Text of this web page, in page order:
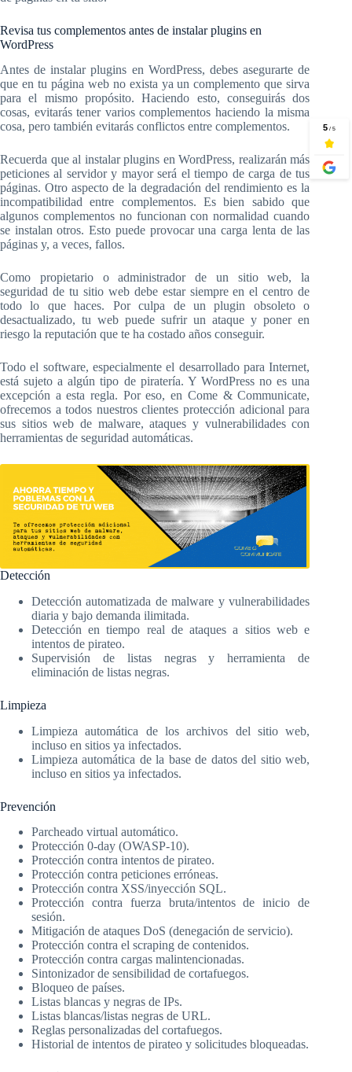
Revisa tus complementos antes de instalar plugins en
WordPress
Antes de instalar plugins en WordPress, debes asegurarte de
que en tu página web no exista ya un complemento que sirva
para el mismo propósito. Haciendo esto, conseguirás dos
cosas, evitarás tener varios complementos haciendo la misma
cosa, pero también evitarás conflictos entre complementos.
Recuerda que al instalar plugins en WordPress, realizarán más
peticiones al servidor y mayor será el tiempo de carga de tus
páginas. Otro aspecto de la degradación del rendimiento es la
incompatibilidad entre complementos. Es bien sabido que
algunos complementos no funcionan con normalidad cuando
se instalan otros. Esto puede provocar una carga lenta de las
páginas y, a veces, fallos.
Como propietario o administrador de un sitio web, la
seguridad de tu sitio web debe estar siempre en el centro de
todo lo que haces. Por culpa de un plugin obsoleto o
desactualizado, tu web puede sufrir un ataque y poner en
riesgo la reputación que te ha costado años conseguir.
Todo el software, especialmente el desarrollado para Internet,
está sujeto a algún tipo de piratería. Y WordPress no es una
excepción a esta regla. Por eso, en Come & Communicate,
ofrecemos a todos nuestros clientes protección adicional para
sus sitios web de malware, ataques y vulnerabilidades con
herramientas de seguridad automáticas.
Detección
Detección automatizada de malware y vulnerabilidades
diaria y bajo demanda ilimitada.
Detección en tiempo real de ataques a sitios web e
intentos de pirateo.
Supervisión de listas negras y herramienta de
eliminación de listas negras.
Limpieza
Limpieza automática de los archivos del sitio web,
incluso en sitios ya infectados.
Limpieza automática de la base de datos del sitio web,
incluso en sitios ya infectados.
Prevención
Parcheado virtual automático.
Protección 0-day (OWASP-10).
Protección contra intentos de pirateo.
Protección contra peticiones erróneas.
Protección contra XSS/inyección SQL.
Protección contra fuerza bruta/intentos de inicio de
sesión.
Mitigación de ataques DoS (denegación de servicio).
Protección contra el scraping de contenidos.
Protección contra cargas malintencionadas.
Sintonizador de sensibilidad de cortafuegos.
Bloqueo de países.
Listas blancas y negras de IPs.
Listas blancas/listas negras de URL.
Reglas personalizadas del cortafuegos.
Historial de intentos de pirateo y solicitudes bloqueadas.